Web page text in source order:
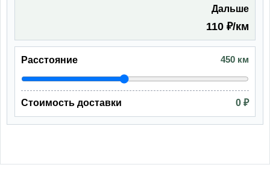
Дальше
110 ₽/км
Расстояние 450 км
Стоимость доставки 0 ₽